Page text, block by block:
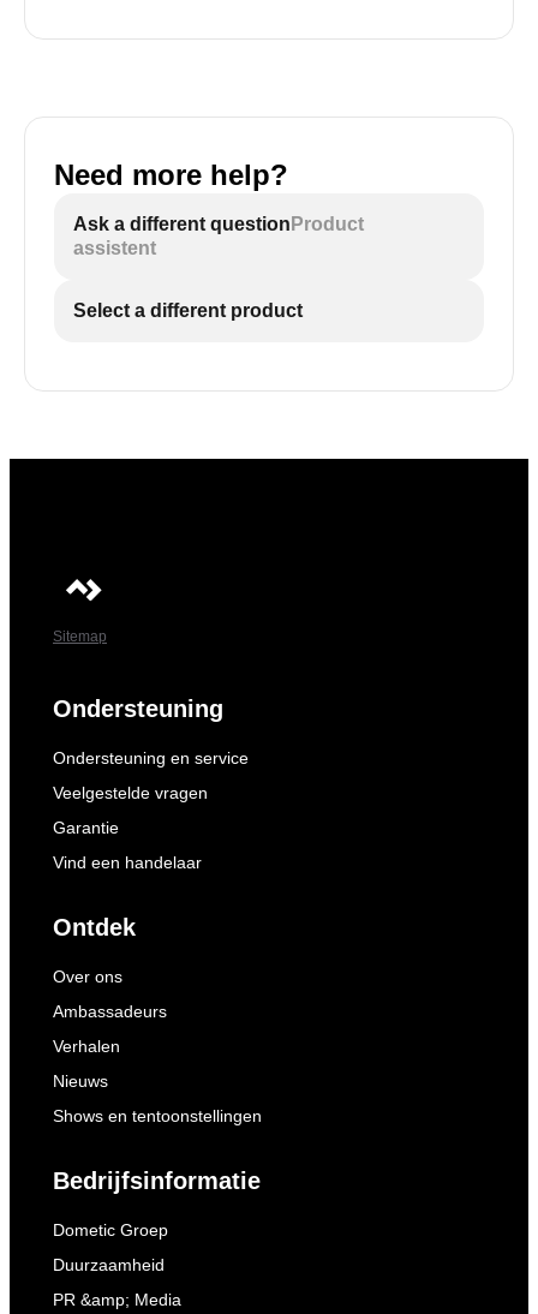
Need more help?
Ask a different question Product
assistent
Select a different product
Sitemap
Ondersteuning
Ondersteuning en service
Veelgestelde vragen
Garantie
Vind een handelaar
Ontdek
Over ons
Ambassadeurs
Verhalen
Nieuws
Shows en tentoonstellingen
Bedrijfsinformatie
Dometic Groep
Duurzaamheid
PR &amp; Media